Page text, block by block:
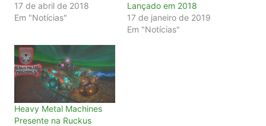
17 de abril de 2018
Em "Notícias"
Lançado em 2018
17 de janeiro de 2019
Em "Notícias"
Heavy Metal Machines
Presente na Ruckus